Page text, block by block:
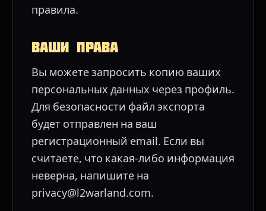
правила.
Ваши права
Вы можете запросить копию ваших
персональных данных через профиль.
Для безопасности файл экспорта
будет отправлен на ваш
регистрационный email. Если вы
считаете, что какая-либо информация
неверна, напишите на
privacy@l2warland.com.